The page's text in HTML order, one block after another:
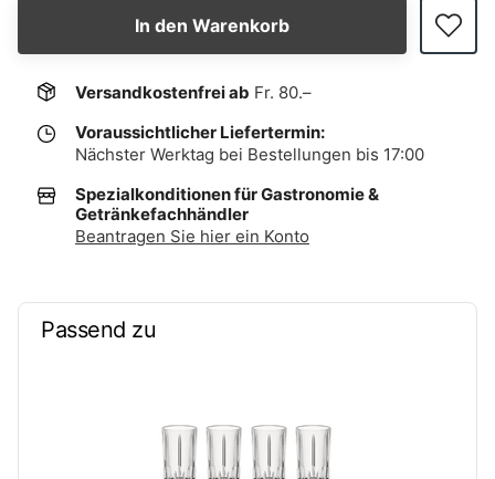
In den Warenkorb
Versandkostenfrei ab Fr. 80.–
Voraussichtlicher Liefertermin:
Nächster Werktag bei Bestellungen bis 17:00
Spezialkonditionen für Gastronomie &
Getränkefachhändler
Beantragen Sie hier ein Konto
Passend zu